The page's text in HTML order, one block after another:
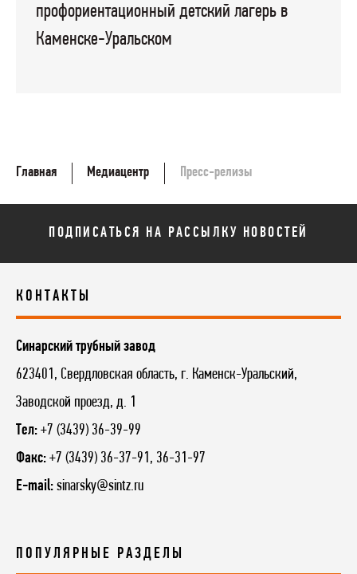
профориентационный детский лагерь в
Каменске-Уральском
Главная Медиацентр Пресс-релизы
ПОДПИСАТЬСЯ НА РАССЫЛКУ НОВОСТЕЙ
КОНТАКТЫ
Синарский трубный завод
623401, Свердловская область, г. Каменск-Уральский,
Заводской проезд, д. 1
Тел: +7 (3439) 36-39-99
Факс: +7 (3439) 36-37-91, 36-31-97
E-mail: sinarsky@sintz.ru
ПОПУЛЯРНЫЕ РАЗДЕЛЫ